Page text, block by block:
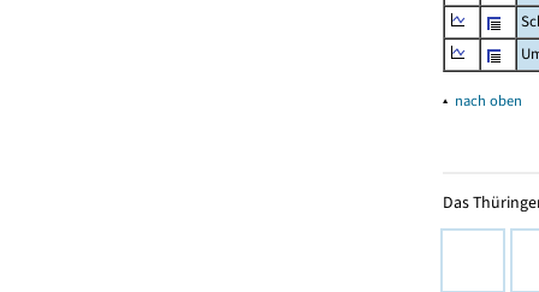
▴ nach oben
Das